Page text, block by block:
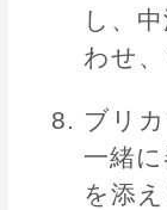
し、
わせ、
ブリ
一緒
を添え